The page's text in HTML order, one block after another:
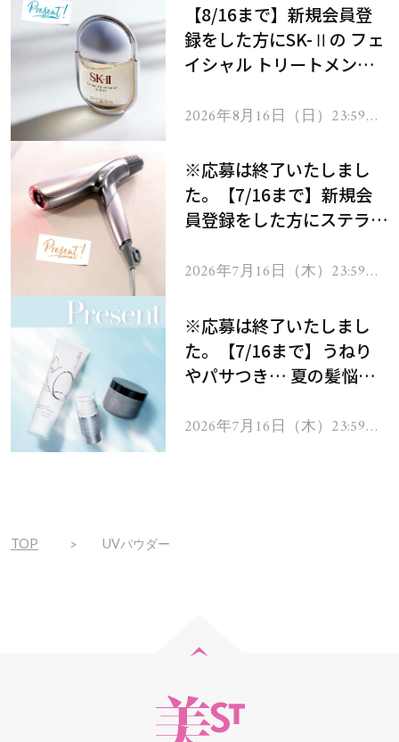
【8/16まで】新規会員登
録をした方にSK-Ⅱの フェ
イシャル トリートメント
2026年8月16日（日）23:59ま
※応募は終了いたしまし
た。【7/16まで】新規会
員登録をした方にステラボ
ヘアドライヤー ジュエル
2026年7月16日（木）23:59ま
※応募は終了いたしまし
た。【7/16まで】うねり
やパサつき… 夏の髪悩み
ムを13名様にプレゼン
2026年7月16日（木）23:59ま
TOP UVパウダー